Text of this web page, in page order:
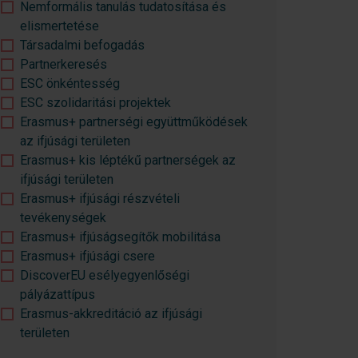
Nemformális tanulás tudatosítása és
elismertetése
Társadalmi befogadás
Partnerkeresés
ESC önkéntesség
ESC szolidaritási projektek
Erasmus+ partnerségi együttműködések
az ifjúsági területen
Erasmus+ kis léptékű partnerségek az
ifjúsági területen
Erasmus+ ifjúsági részvételi
tevékenységek
Erasmus+ ifjúságsegítők mobilitása
Erasmus+ ifjúsági csere
DiscoverEU esélyegyenlőségi
pályázattípus
Erasmus-akkreditáció az ifjúsági
területen